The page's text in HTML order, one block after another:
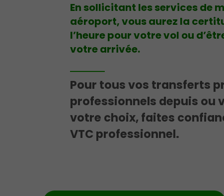
En sollicitant les services de
aéroport, vous aurez la
l’heure pour votre vol ou
votre arrivée.
Pour tous vos transferts
professionnels depuis ou
votre choix, faites
VTC professionnel.